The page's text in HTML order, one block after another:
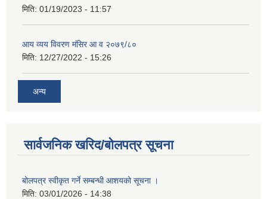
मिति: 01/19/2023 - 11:57
आय व्यय विवरण मंसिर आ व २०७९/८०
मिति: 12/27/2022 - 15:26
अन्य
सार्वजनिक खरिद/बोलपत्र सूचना
बोलपत्र स्वीकृत गर्ने सम्बन्धी आशयको सूचना ।
मिति: 03/01/2026 - 14:38